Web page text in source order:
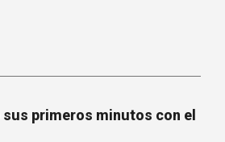
primeros minutos con el